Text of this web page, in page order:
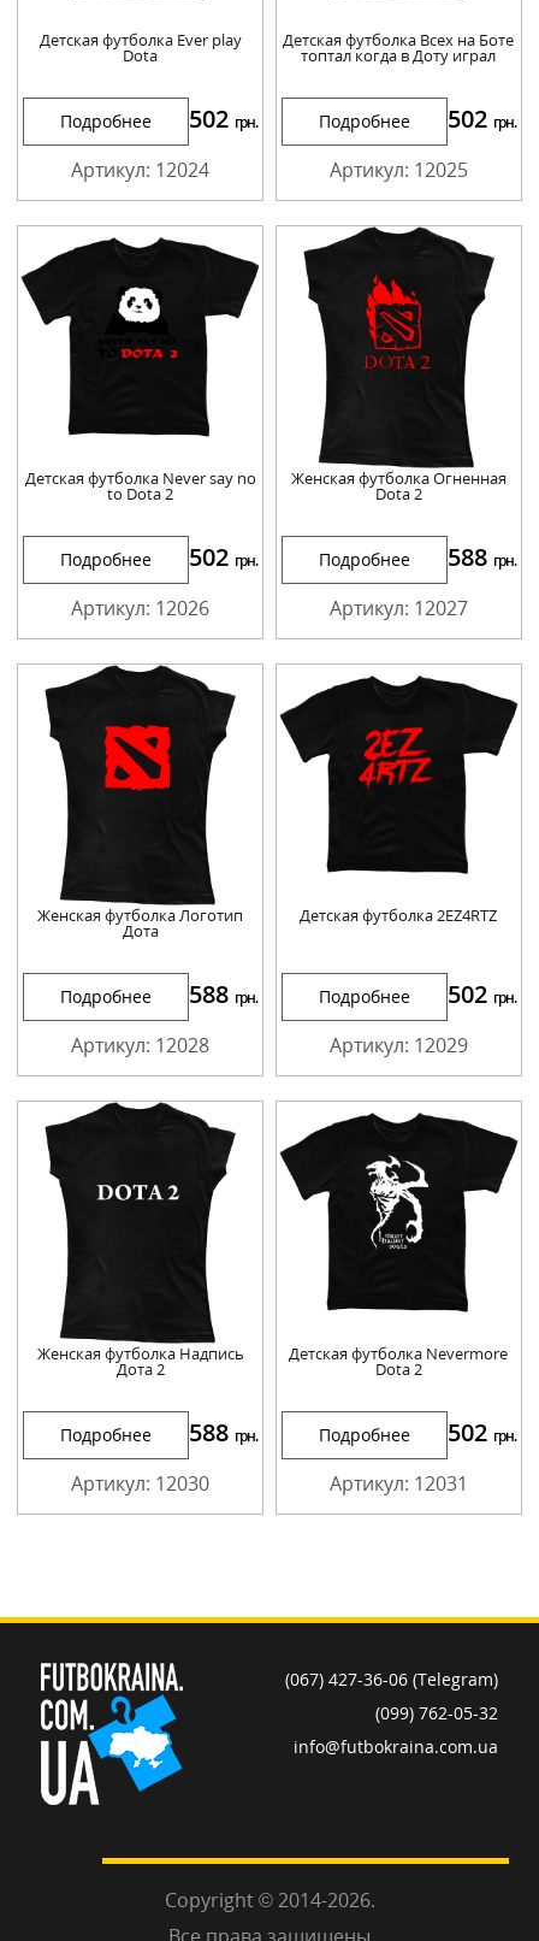
Детская футболка Ever play
Dota
Подробнее 502 грн.
Артикул: 12024
Детская футболка Всех на Боте
топтал когда в Доту играл
Подробнее 502 грн.
Артикул: 12025
Детская футболка Never say no
to Dota 2
Подробнее 502 грн.
Артикул: 12026
Женская футболка Огненная
Dota 2
Подробнее 588 грн.
Артикул: 12027
Женская футболка Логотип
Дота
Подробнее 588 грн.
Артикул: 12028
Детская футболка 2EZ4RTZ
Подробнее 502 грн.
Артикул: 12029
Женская футболка Надпись
Дота 2
Подробнее 588 грн.
Артикул: 12030
Детская футболка Nevermore
Dota 2
Подробнее 502 грн.
Артикул: 12031
(067) 427-36-06 (Telegram)
(099) 762-05-32
info@futbokraina.com.ua
Copyright © 2014-2026.